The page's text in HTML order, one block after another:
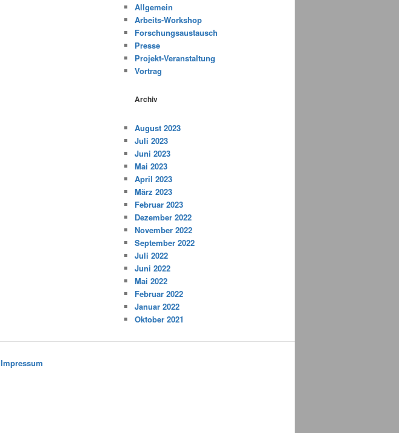
Allgemein
Arbeits-Workshop
Forschungsaustausch
Presse
Projekt-Veranstaltung
Vortrag
Archiv
August 2023
Juli 2023
Juni 2023
Mai 2023
April 2023
März 2023
Februar 2023
Dezember 2022
November 2022
September 2022
Juli 2022
Juni 2022
Mai 2022
Februar 2022
Januar 2022
Oktober 2021
Impressum